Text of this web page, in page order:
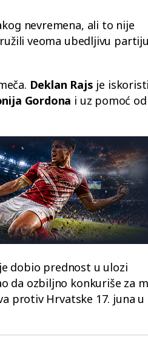
nevremena, ali to nije
veoma ubedljivu
Deklan Rajs je
Gordona i uz pomoć
dobio prednost u ulozi
da ozbiljno konkuriše za
protiv Hrvatske 17. juna u